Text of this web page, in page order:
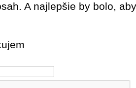
A najlepšie by bolo,